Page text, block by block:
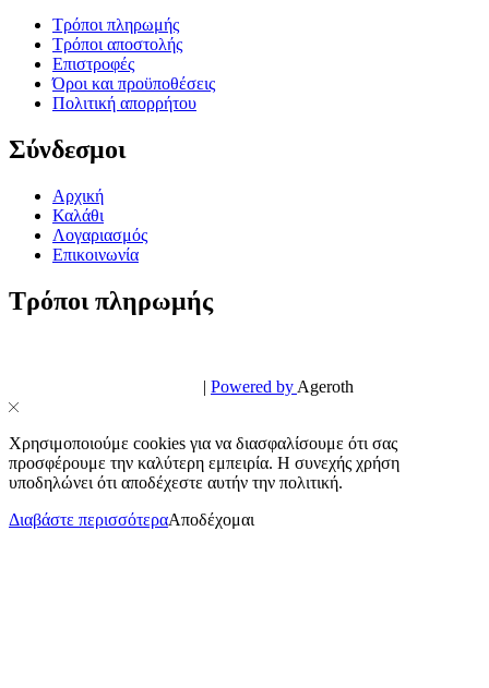
Τρόποι πληρωμής
Τρόποι αποστολής
Επιστροφές
Όροι και προϋποθέσεις
Πολιτική απορρήτου
Σύνδεσμοι
Αρχική
Καλάθι
Λογαριασμός
Επικοινωνία
Τρόποι πληρωμής
| Powered by Ageroth
Χρησιμοποιούμε cookies για να διασφαλίσουμε ότι σας
προσφέρουμε την καλύτερη εμπειρία. Η συνεχής χρήση
υποδηλώνει ότι αποδέχεστε αυτήν την πολιτική.
Διαβάστε περισσότεραΑποδέχομαι